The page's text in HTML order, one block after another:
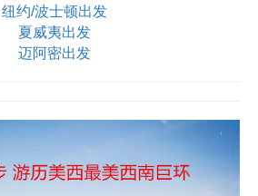
纽约/波士顿出发
夏威夷出发
迈阿密出发